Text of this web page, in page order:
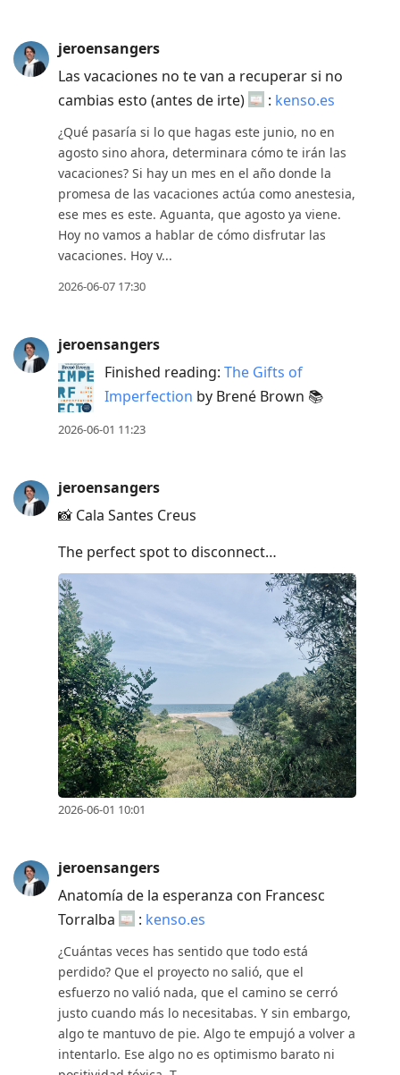
jeroensangers
Las vacaciones no te van a recuperar si no
cambias esto (antes de irte)
: kenso.es
¿Qué pasaría si lo que hagas este junio, no en
agosto sino ahora, determinara cómo te irán las
vacaciones? Si hay un mes en el año donde la
promesa de las vacaciones actúa como anestesia,
ese mes es este. Aguanta, que agosto ya viene.
Hoy no vamos a hablar de cómo disfrutar las
vacaciones. Hoy v...
2026-06-07 17:30
jeroensangers
Finished reading: The Gifts of
Imperfection by Brené Brown 📚
2026-06-01 11:23
jeroensangers
📸 Cala Santes Creus
The perfect spot to disconnect…
2026-06-01 10:01
jeroensangers
Anatomía de la esperanza con Francesc
Torralba
: kenso.es
¿Cuántas veces has sentido que todo está
perdido? Que el proyecto no salió, que el
esfuerzo no valió nada, que el camino se cerró
justo cuando más lo necesitabas. Y sin embargo,
algo te mantuvo de pie. Algo te empujó a volver a
intentarlo. Ese algo no es optimismo barato ni